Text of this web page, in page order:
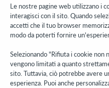
Stay in the know.
Ricevi gli ultimi aggiornamenti
altro direttamente nella tua
Subscribe now
Le nostre pagine web utilizzano i
interagisci con il sito. Quando
accetti che il tuo browser
modo da poterti fornire
Selezionando "Rifiuta i cookie non
vengono limitati a quanto
sito. Tuttavia, ciò potrebbe avere
esperienza. Puoi anche